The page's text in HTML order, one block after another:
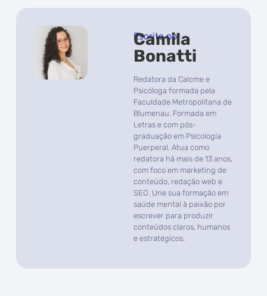
Escrito por
Camila
Bonatti
Redatora da Calcme e
Psicóloga formada pela
Faculdade Metropolitana de
Blumenau. Formada em
Letras e com pós-
graduação em Psicologia
Puerperal. Atua como
redatora há mais de 13 anos,
com foco em marketing de
conteúdo, redação web e
SEO. Une sua formação em
saúde mental à paixão por
escrever para produzir
conteúdos claros, humanos
e estratégicos.